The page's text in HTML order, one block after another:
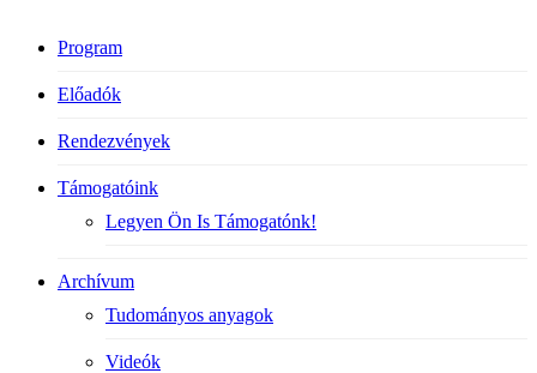
Program
Előadók
Rendezvények
Támogatóink
Legyen Ön Is Támogatónk!
Archívum
Tudományos anyagok
Videók